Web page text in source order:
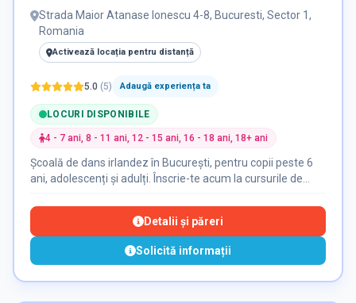
Strada Maior Atanase Ionescu 4-8, Bucuresti, Sector 1,
Romania
Activează locația pentru distanță
5.0 (5) Adaugă experiența ta
LOCURI DISPONIBILE
4 - 7 ani, 8 - 11 ani, 12 - 15 ani, 16 - 18 ani, 18+ ani
Școală de dans irlandez în București, pentru copii peste 6
ani, adolescenți și adulți. Înscrie-te acum la cursurile de
School.
Detalii și păreri
Solicită informații